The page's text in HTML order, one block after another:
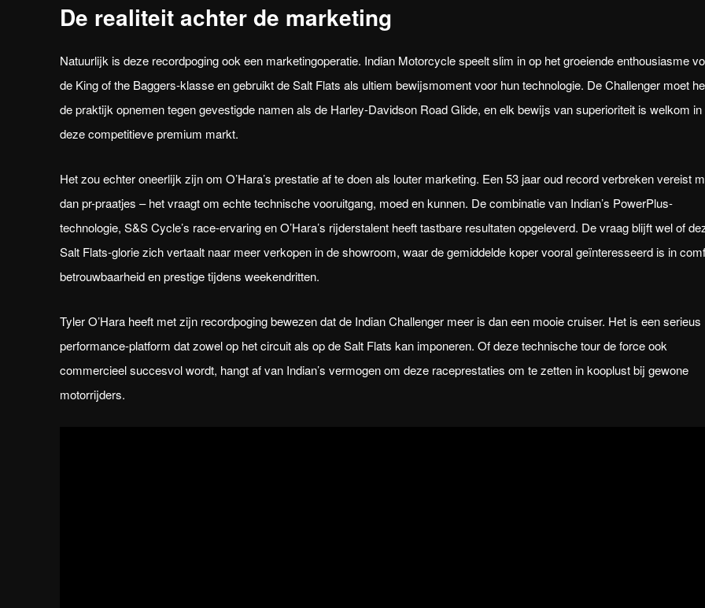
De realiteit achter de marketing
Natuurlijk is deze recordpoging ook een marketingoperatie. Indian Motorcycle speelt slim in op het groeiende enthousiasme
de King of the Baggers-klasse en gebruikt de Salt Flats als ultiem bewijsmoment voor hun technologie. De Challenger moet
de praktijk opnemen tegen gevestigde namen als de Harley-Davidson Road Glide, en elk bewijs van superioriteit is welkom in
deze competitieve premium markt.
Het zou echter oneerlijk zijn om O’Hara’s prestatie af te doen als louter marketing. Een 53 jaar oud record verbreken vereist
dan pr-praatjes – het vraagt om echte technische vooruitgang, moed en kunnen. De combinatie van Indian’s PowerPlus-
technologie, S&S Cycle’s race-ervaring en O’Hara’s rijderstalent heeft tastbare resultaten opgeleverd. De vraag blijft wel of
Salt Flats-glorie zich vertaalt naar meer verkopen in de showroom, waar de gemiddelde koper vooral geïnteresseerd is in
betrouwbaarheid en prestige tijdens weekendritten.
Tyler O’Hara heeft met zijn recordpoging bewezen dat de Indian Challenger meer is dan een mooie cruiser. Het is een serieus
performance-platform dat zowel op het circuit als op de Salt Flats kan imponeren. Of deze technische tour de force ook
commercieel succesvol wordt, hangt af van Indian’s vermogen om deze raceprestaties om te zetten in kooplust bij gewone
motorrijders.